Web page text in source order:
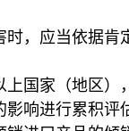
，应当依据肯
家（地区），
响进行累积评